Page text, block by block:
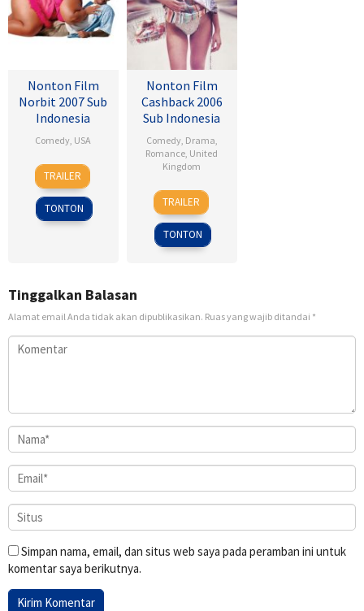
Nonton Film
Norbit 2007 Sub
Indonesia
Comedy, USA
8
Feb
2007
Brian
Robbins
TRAILER
TONTON
Nonton Film
Cashback 2006
Sub Indonesia
Comedy, Drama,
Romance, United
Kingdom
17
Jan
2007
Sean
Ellis
TRAILER
TONTON
Tinggalkan Balasan
Alamat email Anda tidak akan dipublikasikan. Ruas yang wajib ditandai *
Simpan nama, email, dan situs web saya pada peramban ini untuk
komentar saya berikutnya.